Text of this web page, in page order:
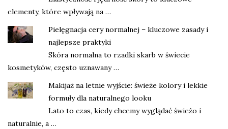
elementy, które wpływają na …
Pielęgnacja cery normalnej – kluczowe zasady i
najlepsze praktyki
Skóra normalna to rzadki skarb w świecie
kosmetyków, często uznawany …
Makijaż na letnie wyjście: świeże kolory i lekkie
formuły dla naturalnego looku
Lato to czas, kiedy chcemy wyglądać świeżo i
naturalnie, a …